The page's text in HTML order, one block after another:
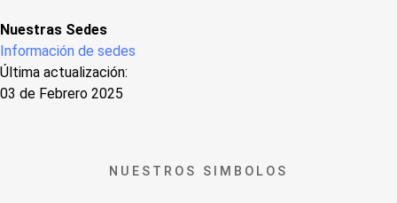
Nuestras Sedes
Información de sedes
Última actualización:
03 de Febrero 2025
NUESTROS SIMBOLOS